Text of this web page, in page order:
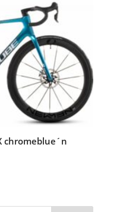
chromeblue´n